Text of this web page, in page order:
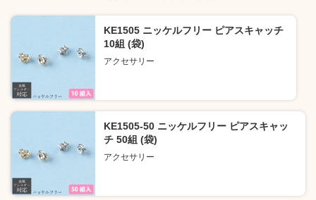
KE1505 ニッケルフリー ピアスキャッチ
10組 (袋)
アクセサリー
KE1505-50 ニッケルフリー ピアスキャッ
チ 50組 (袋)
アクセサリー